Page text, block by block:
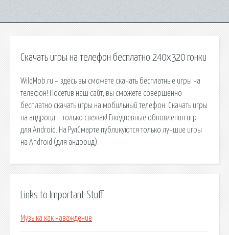
Скачать игры на телефон бесплатно 240x320 гонки
WildMob.ru – здесь вы сможете скачать бесплатные игры на
телефон! Посетив наш сайт, вы сможете совершенно
бесплатно скачать игры на мобильный телефон. Скачать игры
на андроид – только свежак! Ежедневные обновления игр
для Android. На РулCмарте публикуются только лучшие игры
на Android (для андроид).
Links to Important Stuff
Музыка как наваждение